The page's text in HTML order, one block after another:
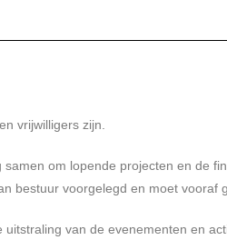
vrijwilligers zijn.
om lopende projecten en de
bestuur voorgelegd en moet vooraf
van de evenementen en